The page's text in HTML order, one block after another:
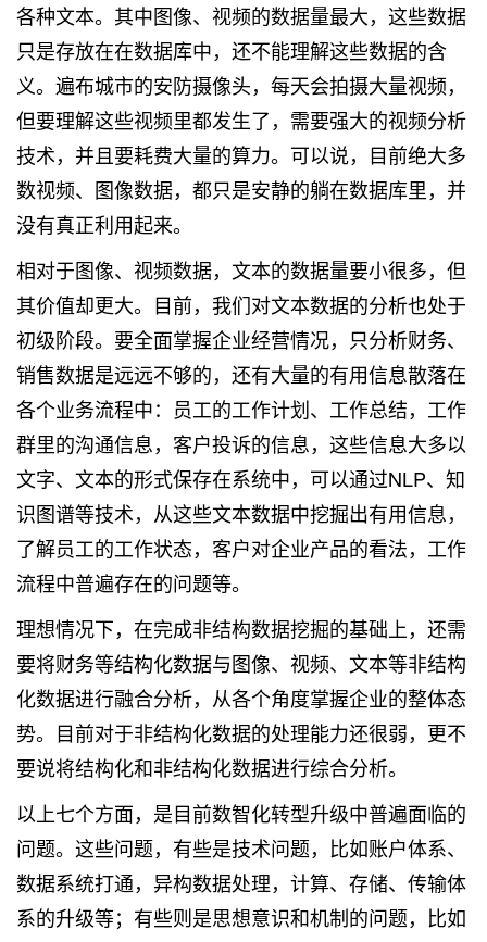
各种文本。其中图像、视频的数据量最大，这些数据
只是存放在在数据库中，还不能理解这些数据的含
义。遍布城市的安防摄像头，每天会拍摄大量视频，
但要理解这些视频里都发生了，需要强大的视频分析
技术，并且要耗费大量的算力。可以说，目前绝大多
数视频、图像数据，都只是安静的躺在数据库里，并
没有真正利用起来。
相对于图像、视频数据，文本的数据量要小很多，但
其价值却更大。目前，我们对文本数据的分析也处于
初级阶段。要全面掌握企业经营情况，只分析财务、
销售数据是远远不够的，还有大量的有用信息散落在
各个业务流程中：员工的工作计划、工作总结，工作
群里的沟通信息，客户投诉的信息，这些信息大多以
文字、文本的形式保存在系统中，可以通过NLP、知
识图谱等技术，从这些文本数据中挖掘出有用信息，
了解员工的工作状态，客户对企业产品的看法，工作
流程中普遍存在的问题等。
理想情况下，在完成非结构数据挖掘的基础上，还需
要将财务等结构化数据与图像、视频、文本等非结构
化数据进行融合分析，从各个角度掌握企业的整体态
势。目前对于非结构化数据的处理能力还很弱，更不
要说将结构化和非结构化数据进行综合分析。
以上七个方面，是目前数智化转型升级中普遍面临的
问题。这些问题，有些是技术问题，比如账户体系、
数据系统打通，异构数据处理，计算、存储、传输体
系的升级等；有些则是思想意识和机制的问题，比如